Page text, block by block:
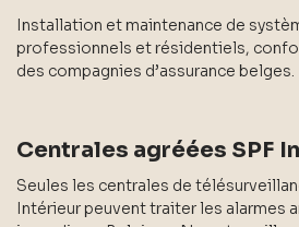
Installation et maintenance de
professionnels et résidentiels,
des compagnies d’assurance belges.
Centrales agréées SPF
Seules les centrales de
Intérieur peuvent traiter les alarmes